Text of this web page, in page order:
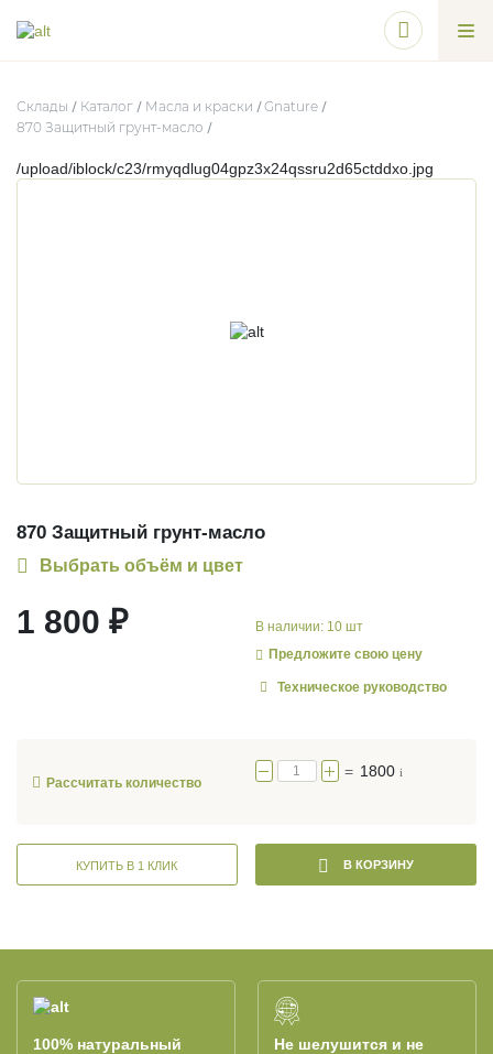
Склады Каталог Масла и краски
Gnature
870 Защитный грунт-масло
/upload/iblock/c23/rmyqdlug04gpz3x24qssru2d65ctddxo.jpg
870 Защитный грунт-масло
Выбрать объём и цвет
1 800 ₽
В наличии: 10 шт
Предложите свою цену
Техническое руководство
Рассчитать количество
= 1800 i
КУПИТЬ В 1 КЛИК В КОРЗИНУ
100% натуральный
Не шелушится и не